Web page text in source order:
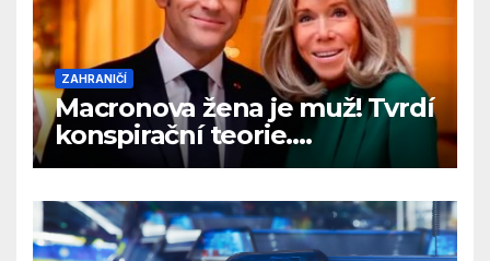
ZAHRANIČÍ
Macronova žena je muž! Tvrdí
konspirační teorie.
Prezidentský pár se bude